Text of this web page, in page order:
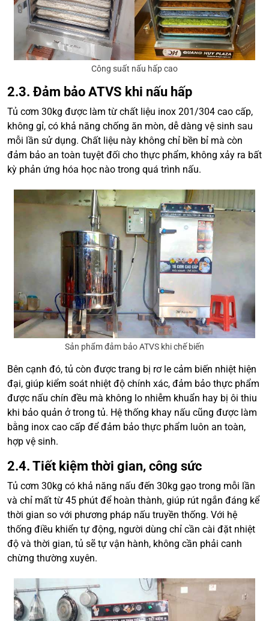
Công suất nấu hấp cao
2.3. Đảm bảo ATVS khi nấu hấp
Tủ cơm 30kg được làm từ chất liệu inox 201/304 cao cấp,
không gỉ, có khả năng chống ăn mòn, dễ dàng vệ sinh sau
mỗi lần sử dụng. Chất liệu này không chỉ bền bỉ mà còn
đảm bảo an toàn tuyệt đối cho thực phẩm, không xảy ra bất
kỳ phản ứng hóa học nào trong quá trình nấu.
Sản phẩm đảm bảo ATVS khi chế biến
Bên cạnh đó, tủ còn được trang bị rơ le cảm biến nhiệt hiện
đại, giúp kiểm soát nhiệt độ chính xác, đảm bảo thực phẩm
được nấu chín đều mà không lo nhiễm khuẩn hay bị ôi thiu
khi bảo quản ở trong tủ. Hệ thống khay nấu cũng được làm
bằng inox cao cấp để đảm bảo thực phẩm luôn an toàn,
hợp vệ sinh.
2.4. Tiết kiệm thời gian, công sức
Tủ cơm 30kg có khả năng nấu đến 30kg gạo trong mỗi lần
và chỉ mất từ 45 phút để hoàn thành, giúp rút ngắn đáng kể
thời gian so với phương pháp nấu truyền thống. Với hệ
thống điều khiển tự động, người dùng chỉ cần cài đặt nhiệt
độ và thời gian, tủ sẽ tự vận hành, không cần phải canh
chừng thường xuyên.